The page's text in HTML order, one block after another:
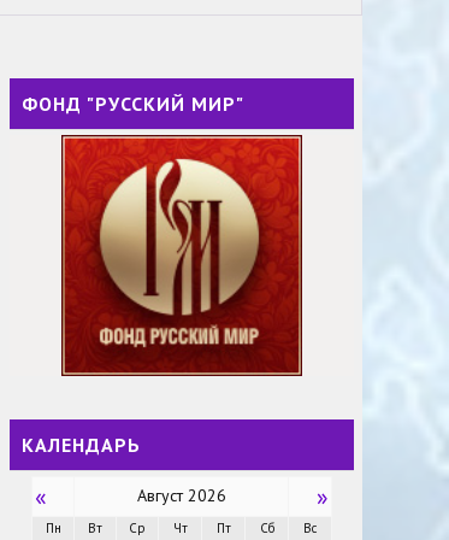
ФОНД "РУССКИЙ МИР"
КАЛЕНДАРЬ
« Август 2026 »
Пн Вт Ср Чт Пт Сб Вс